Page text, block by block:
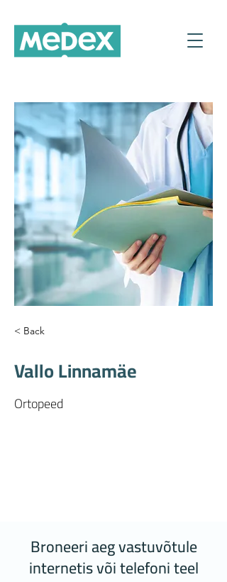
< Back
Vallo Linnamäe
Ortopeed
Broneeri aeg vastuvõtule
internetis või telefoni teel